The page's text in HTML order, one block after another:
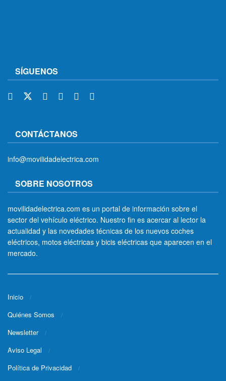
SÍGUENOS
CONTÁCTANOS
info@movilidadelectrica.com
SOBRE NOSOTROS
movilidadelectrica.com es un portal de información sobre el
sector del vehículo eléctrico. Nuestro fin es acercar al lector la
actualidad y las novedades técnicas de los nuevos coches
eléctricos, motos eléctricas y bicis eléctricas que aparecen en el
mercado.
Inicio
Quiénes Somos
Newsletter
Aviso Legal
Política de Privacidad